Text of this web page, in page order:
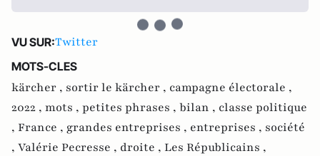
VU SUR:Twitter
MOTS-CLES
kärcher , sortir le kärcher , campagne électorale ,
2022 , mots , petites phrases , bilan , classe politique
, France , grandes entreprises , entreprises , société
, Valérie Pecresse , droite , Les Républicains ,